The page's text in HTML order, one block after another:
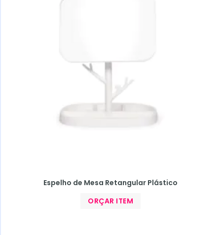
Espelho de Mesa Retangular Plástico
ORÇAR ITEM